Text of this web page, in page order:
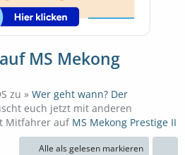
MS Mekong
zu » Wer geht wann? Der
euch jetzt mit anderen
Mitfahrer auf MS Mekong Prestige II
Alle als gelesen markieren